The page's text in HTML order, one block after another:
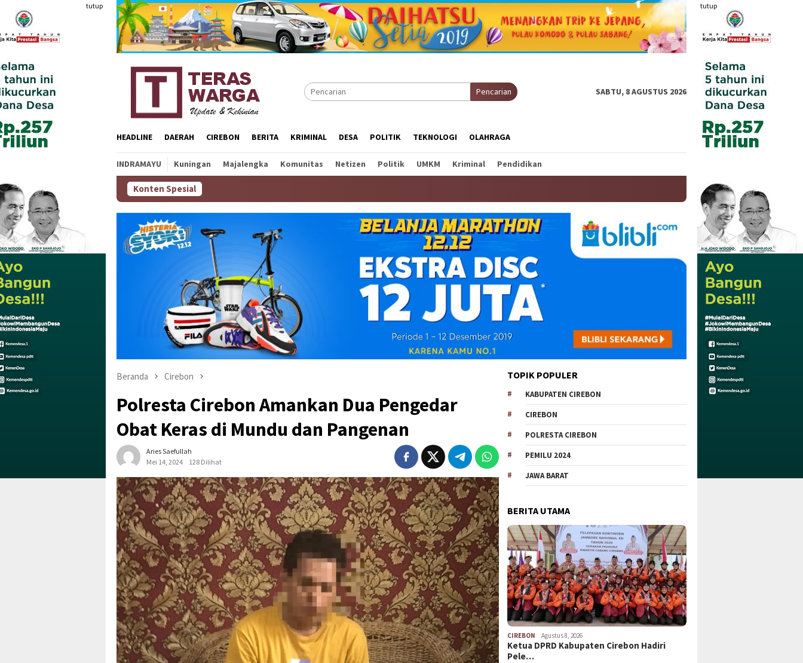
Loncat
konten
tutup tutup
Pencarian SABTU, 8 AGUSTUS 2026
HEADLINE DAERAH CIREBON BERITA KRIMINAL DESA POLITIK TEKNOLOGI OLAHRAGA
INDRAMAYU Kuningan Majalengka Komunitas Netizen Politik UMKM Kriminal Pendidikan
Konten Spesial
Beranda Cirebon
Polresta Cirebon Amankan Dua Pengedar
Obat Keras di Mundu dan Pangenan
Aries Saefullah
Mei 14, 2024
128 Dilihat
TOPIK POPULER
KABUPATEN CIREBON
CIREBON
POLRESTA CIREBON
PEMILU 2024
JAWA BARAT
BERITA UTAMA
CIREBON Agustus 8, 2026
Ketua DPRD Kabupaten Cirebon Hadiri
Pele…